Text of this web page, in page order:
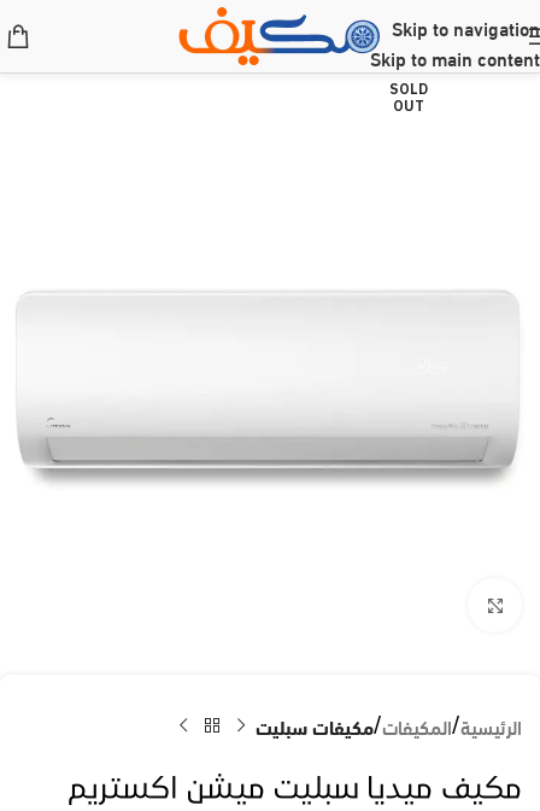
Skip to navigation
Skip to main content
SOLD
OUT
الرئيسية المكيفات مكيفات سبليت
مكيف ميديا سبليت ميشن اكستريم